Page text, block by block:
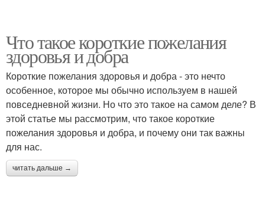
Что такое короткие пожелания
здоровья и добра
Короткие пожелания здоровья и добра - это нечто
особенное, которое мы обычно используем в нашей
повседневной жизни. Но что это такое на самом деле? В
этой статье мы рассмотрим, что такое короткие
пожелания здоровья и добра, и почему они так важны
для нас.
читать дальше →